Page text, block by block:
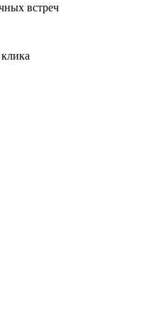
встреч